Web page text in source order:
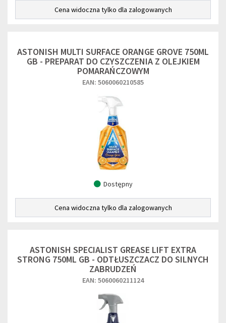
Cena widoczna tylko dla zalogowanych
ASTONISH MULTI SURFACE ORANGE GROVE 750ML
GB - PREPARAT DO CZYSZCZENIA Z OLEJKIEM
POMARAŃCZOWYM
EAN: 5060060210585
Dostępny
Cena widoczna tylko dla zalogowanych
ASTONISH SPECIALIST GREASE LIFT EXTRA
STRONG 750ML GB - ODTŁUSZCZACZ DO SILNYCH
ZABRUDZEŃ
EAN: 5060060211124